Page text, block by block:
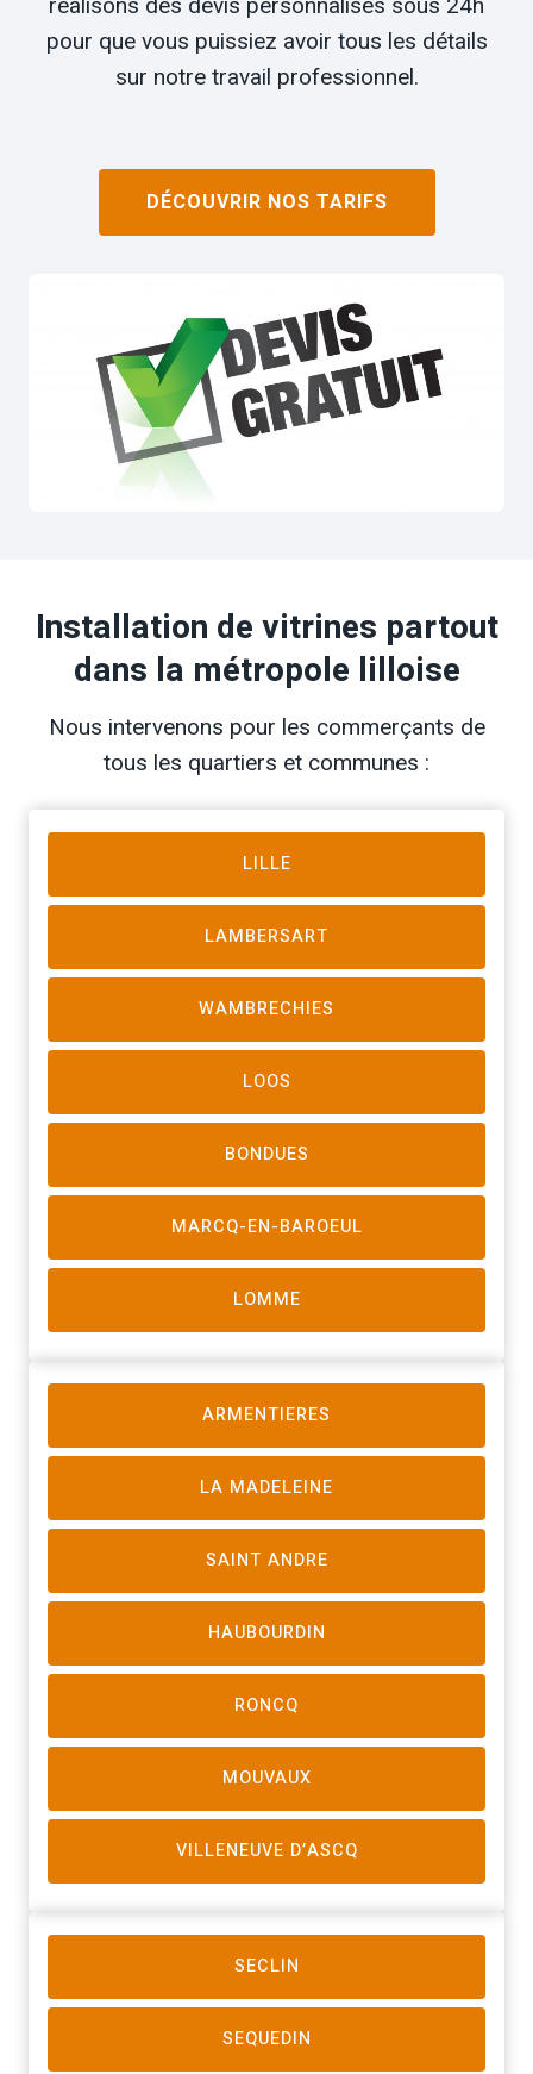
réalisons des devis personnalisés sous 24h
pour que vous puissiez avoir tous les détails
sur notre travail professionnel.
DÉCOUVRIR NOS TARIFS
Installation de vitrines partout
dans la métropole lilloise
Nous intervenons pour les commerçants de
tous les quartiers et communes :
LILLE
LAMBERSART
WAMBRECHIES
LOOS
BONDUES
MARCQ-EN-BAROEUL
LOMME
ARMENTIERES
LA MADELEINE
SAINT ANDRE
HAUBOURDIN
RONCQ
MOUVAUX
VILLENEUVE D’ASCQ
SECLIN
SEQUEDIN